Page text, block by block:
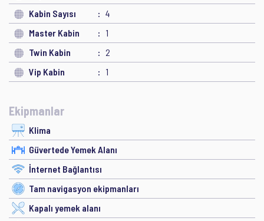
Kabin Sayısı
4
Master Kabin
1
Twin Kabin
2
Vip Kabin
1
Ekipmanlar
Klima
Güvertede Yemek Alanı
İnternet Bağlantısı
Tam navigasyon ekipmanları
Kapalı yemek alanı